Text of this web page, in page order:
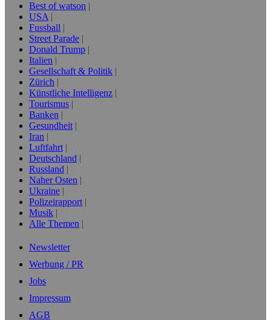
Best of watson
USA
Fussball
Street Parade
Donald Trump
Italien
Gesellschaft & Politik
Zürich
Künstliche Intelligenz
Tourismus
Banken
Gesundheit
Iran
Luftfahrt
Deutschland
Russland
Naher Osten
Ukraine
Polizeirapport
Musik
Alle Themen
Newsletter
Werbung / PR
Jobs
Impressum
AGB